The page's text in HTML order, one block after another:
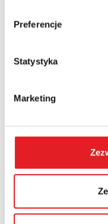
Preferencje
Statystyka
Marketing
Numer telefonu:
Wyrażam